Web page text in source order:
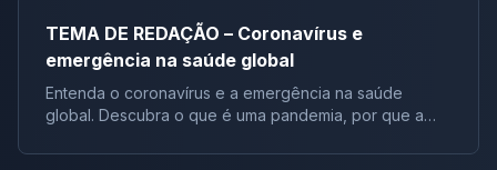
TEMA DE REDAÇÃO – Coronavírus e
emergência na saúde global
Entenda o coronavírus e a emergência na saúde
global. Descubra o que é uma pandemia, por que a
probabilidade de um surto global. Informações cruciais